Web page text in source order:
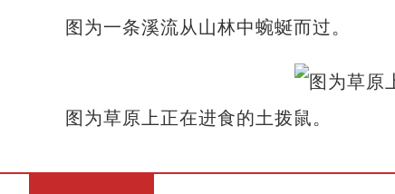
图为一条溪流从山林中蜿蜒而过。
图为草原上正在进食的土拨鼠。